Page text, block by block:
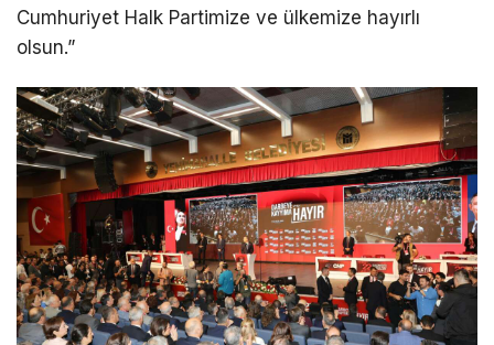
Cumhuriyet Halk Partimize ve ülkemize hayırlı
olsun.”